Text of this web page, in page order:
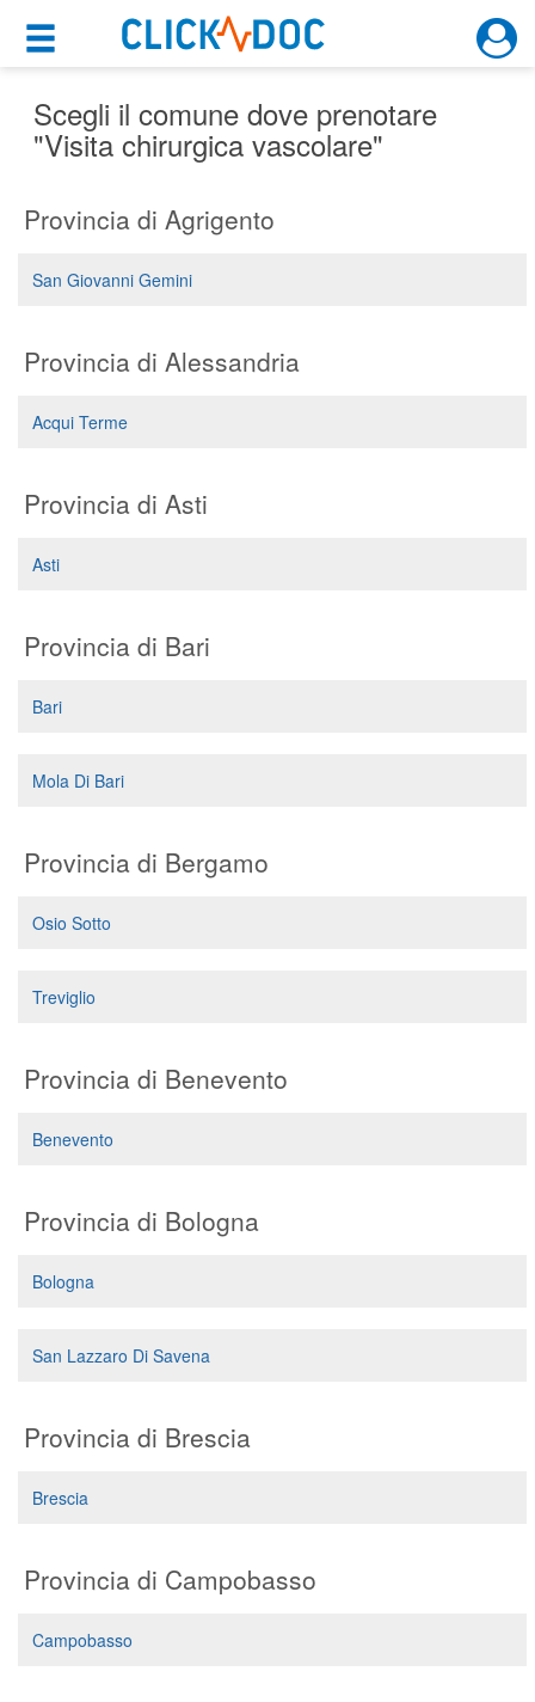
×
Motore di ricerca
×
Cosa possiamo offrirti
Prenota una visita
Ricerca specialisti
(su medicitalia.it)
Per gli specialisti
Planner e rubrica in cloud
Scegli il comune dove prenotare
"Visita chirurgica vascolare"
Provincia di Agrigento
San Giovanni Gemini
Provincia di Alessandria
Acqui Terme
Provincia di Asti
Asti
Provincia di Bari
Bari
Mola Di Bari
Provincia di Bergamo
Osio Sotto
Treviglio
Provincia di Benevento
Benevento
Provincia di Bologna
Bologna
San Lazzaro Di Savena
Provincia di Brescia
Brescia
Provincia di Campobasso
Campobasso